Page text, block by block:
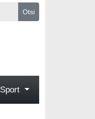
Otsi
Sport